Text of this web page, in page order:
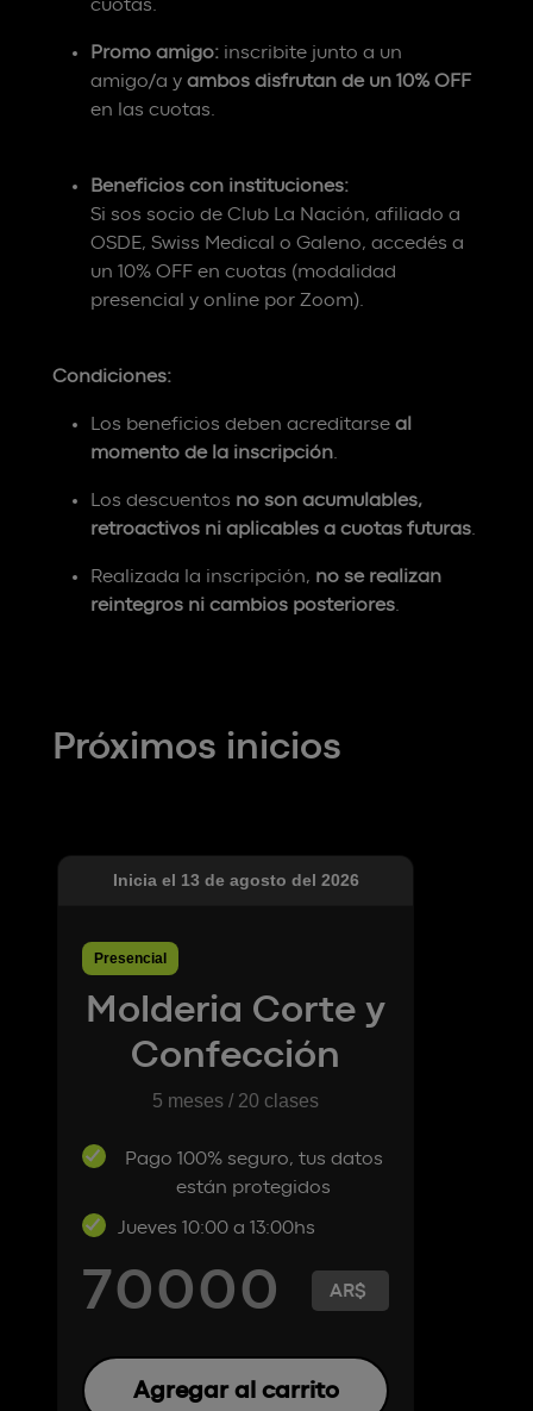
cuotas.
Promo amigo: inscribite junto a un
amigo/a y ambos disfrutan de un 10% OFF
en las cuotas.
Beneficios con instituciones:
Si sos socio de Club La Nación, afiliado a
OSDE, Swiss Medical o Galeno, accedés a
un 10% OFF en cuotas (modalidad
presencial y online por Zoom).
Condiciones:
Los beneficios deben acreditarse al
momento de la inscripción
Los descuentos no son acumulables,
retroactivos ni aplicables a cuotas futuras
Realizada la inscripción, no se realizan
reintegros ni cambios posteriores
Próximos inicios
Inicia el 13 de agosto del 2026
Presencial
Molderia Corte y
Confección
5 meses / 20 clases
Pago 100% seguro, tus datos
están protegidos
Jueves 10:00 a 13:00hs
70000
Agregar al carrito